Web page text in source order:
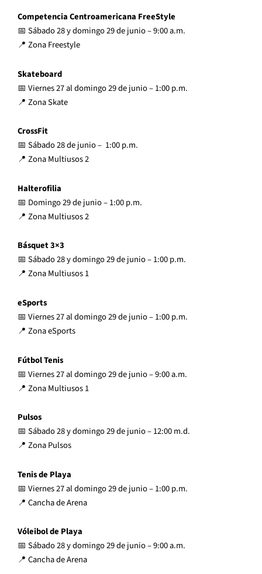
Competencia Centroamericana FreeStyle
📅 Sábado 28 y domingo 29 de junio – 9:00 a.m.
📍 Zona Freestyle
Skateboard
📅 Viernes 27 al domingo 29 de junio – 1:00 p.m.
📍 Zona Skate
CrossFit
📅 Sábado 28 de junio – 1:00 p.m.
📍 Zona Multiusos 2
Halterofilia
📅 Domingo 29 de junio – 1:00 p.m.
📍 Zona Multiusos 2
Básquet 3×3
📅 Sábado 28 y domingo 29 de junio – 1:00 p.m.
📍 Zona Multiusos 1
eSports
📅 Viernes 27 al domingo 29 de junio – 1:00 p.m.
📍 Zona eSports
Fútbol Tenis
📅 Viernes 27 al domingo 29 de junio – 9:00 a.m.
📍 Zona Multiusos 1
Pulsos
📅 Sábado 28 y domingo 29 de junio – 12:00 m.d.
📍 Zona Pulsos
Tenis de Playa
📅 Viernes 27 al domingo 29 de junio – 1:00 p.m.
📍 Cancha de Arena
Vóleibol de Playa
📅 Sábado 28 y domingo 29 de junio – 9:00 a.m.
📍 Cancha de Arena